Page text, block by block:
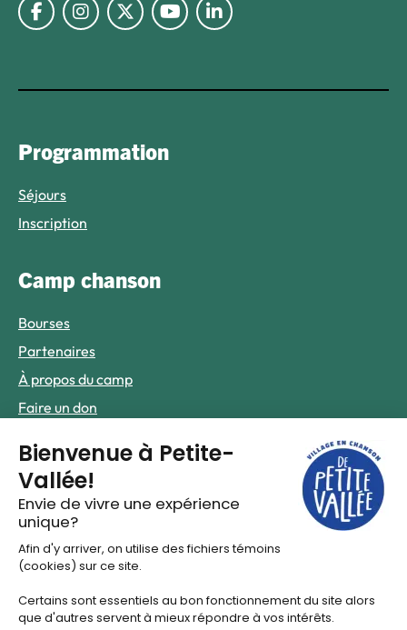
Lien vers Facebook
Lien vers Instagram
Lien vers Twitter X
Lien vers Youtube
Lien vers Linkedin
Programmation
Séjours
Inscription
Camp chanson
Bourses
Partenaires
À propos du camp
Faire un don
Infos pratiques
Foire aux questions
Nous joindre
Le hub de contenus